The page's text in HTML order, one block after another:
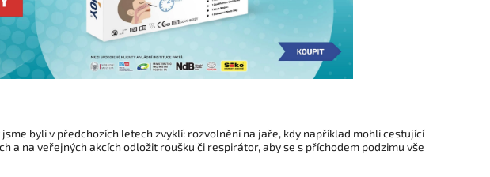
byli v předchozích letech zvyklí: rozvolnění na jaře, kdy například mohli cestující
a na veřejných akcích odložit roušku či respirátor, aby se s příchodem podzimu vše